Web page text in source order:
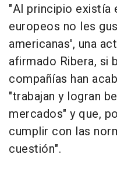
"Al principio existía
europeos no les
americanas', una
afirmado Ribera, si
compañías han
"trabajan y logran
mercados" y que,
cumplir con las
cuestión".